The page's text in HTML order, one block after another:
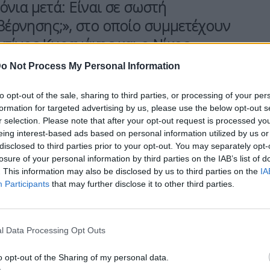
Not Process My Personal Information
opt-out of the sale, sharing to third parties, or processing of your
for targeted advertising by us, please use the below opt-out
selection. Please note that after your opt-out request is processed
interest-based ads based on personal information utilized by us
to third parties prior to your opt-out. You may separately
of your personal information by third parties on the IAB’s list of
This information may also be disclosed by us to third parties on the
Participants that may further disclose it to other third parties.
Data Processing Opt Outs
opt-out of the Sharing of my personal data.
μετά: Είναι σε σωστή
στο οποίο συμμετέχουν
Κυρανάκης και ο Νίκος
σε όλο της το μεγαλείο».
επ’ αόριστον η δίκη του ελεγκτή της
για παράβαση καθήκοντος για το πόρισμα
717 για την τραγωδία στα Τέμπη. Το
πρόταση, ανέβαλε την εκδίκαση της υπόθεσης
σύμβαση 717 και εκκρεμεί στην Ευρωπαϊκή
σημερινή ανακοίνωση του Συλλόγου, με
η «συγκάλυψη» της υπόθεσης, «βρίσκεται